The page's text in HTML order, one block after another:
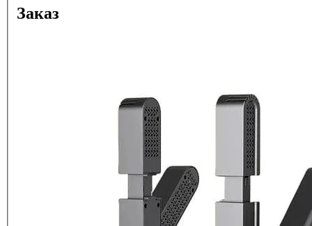
Заказ